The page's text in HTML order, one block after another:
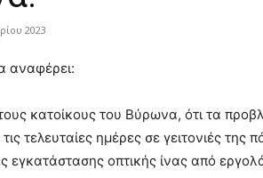
2023
αναφέρει:
κατοίκους του Βύρωνα, ότι τα
τελευταίες ημέρες σε γειτονιές της
εγκατάστασης οπτικής ίνας από